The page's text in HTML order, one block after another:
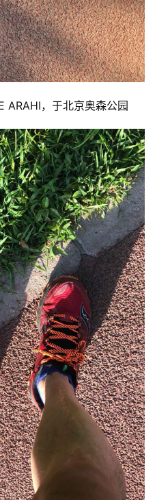
ARAHI，于北京奥森公园